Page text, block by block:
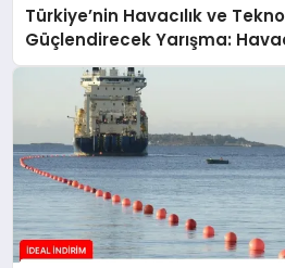
Türkiye’nin Havacılık ve
Güçlendirecek Yarışma:
Yarışması